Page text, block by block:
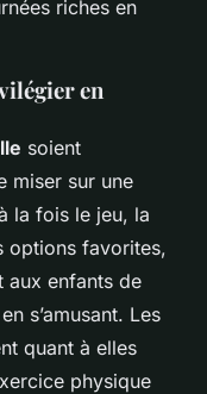
riches en
en
soient
miser sur une
la fois le jeu, la
options favorites,
aux enfants de
s’amusant. Les
quant à elles
physique